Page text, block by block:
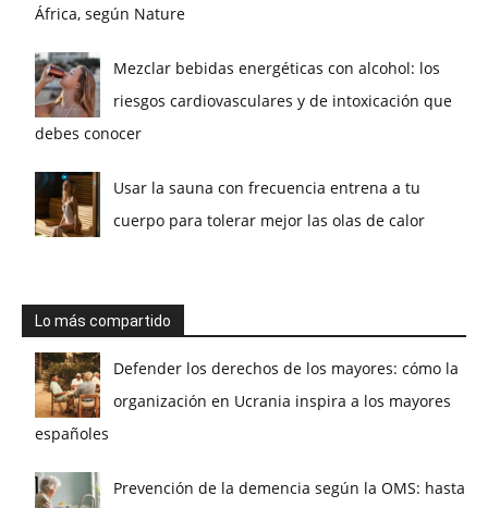
África, según Nature
Mezclar bebidas energéticas con alcohol: los
riesgos cardiovasculares y de intoxicación que
debes conocer
Usar la sauna con frecuencia entrena a tu
cuerpo para tolerar mejor las olas de calor
Lo más compartido
Defender los derechos de los mayores: cómo la
organización en Ucrania inspira a los mayores
españoles
Prevención de la demencia según la OMS: hasta